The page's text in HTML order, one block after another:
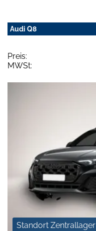
Audi Q8
Preis:
MWSt:
Standort Zentrallager